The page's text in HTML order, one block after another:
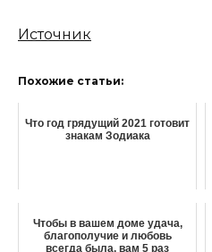
Источник
Похожие статьи:
Что год грядущий 2021 готовит
знакам Зодиака
Чтобы в вашем доме удача,
благополучие и любовь
всегда была, вам 5 раз